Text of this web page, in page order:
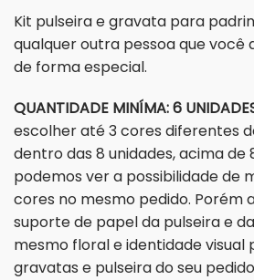
Kit pulseira e gravata para
qualquer outra pessoa que você
de forma especial.
QUANTIDADE MINÍMA: 6
escolher até 3 cores diferentes
dentro das 8 unidades, acima de
podemos ver a possibilidade de
cores no mesmo pedido. Porém
suporte de papel da pulseira e
mesmo floral e identidade visual
gravatas e pulseira do seu